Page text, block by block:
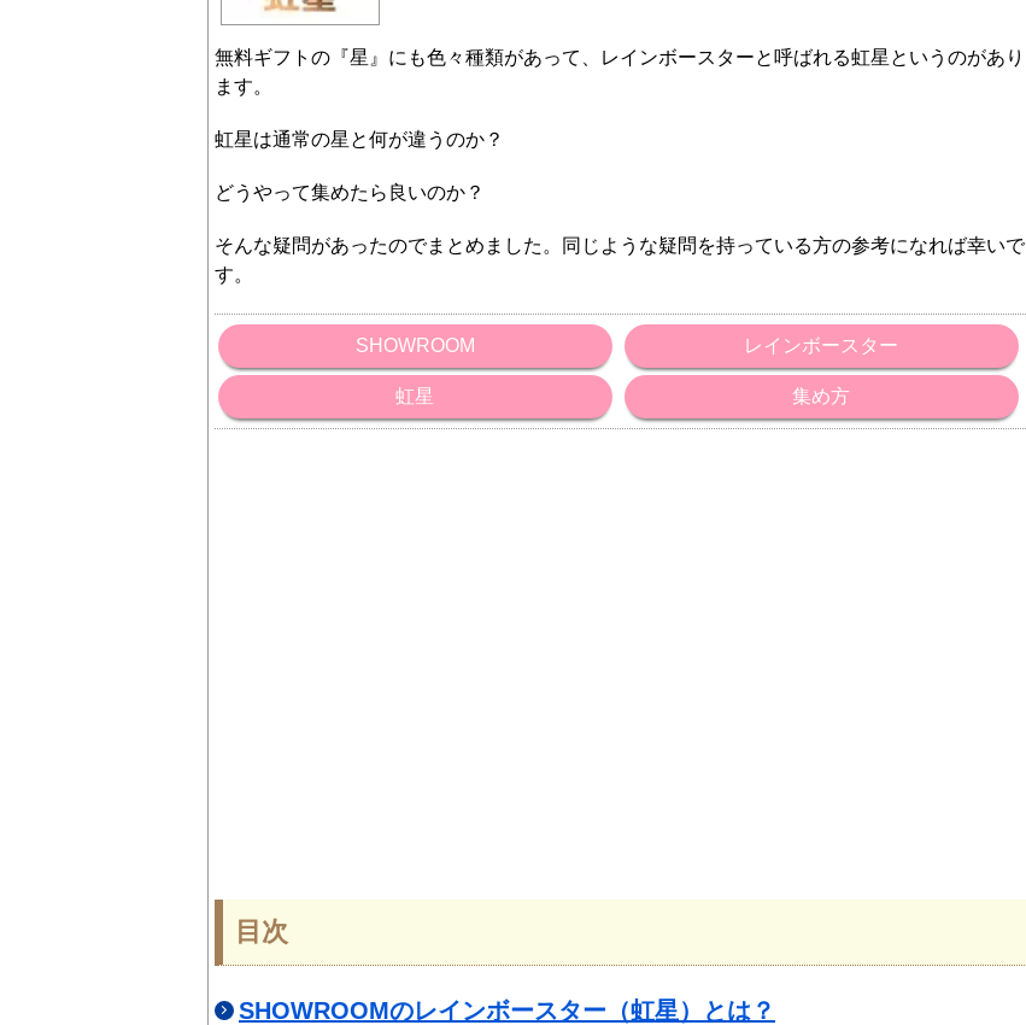
無料ギフトの『星』にも色々種類があって、レインボースターと呼ばれる虹星というのがあり
ます。
虹星は通常の星と何が違うのか？
どうやって集めたら良いのか？
そんな疑問があったのでまとめました。同じような疑問を持っている方の参考になれば幸いで
す。
SHOWROOM レインボースター
虹星 集め方
目次
SHOWROOMのレインボースター（虹星）とは？